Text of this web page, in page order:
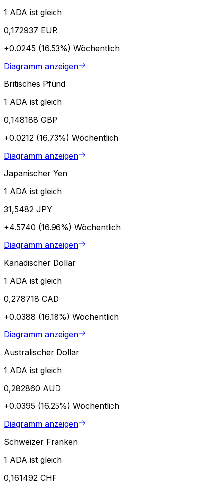
1 ADA ist gleich
0,172937 EUR
+0.0245 (16.53%) Wöchentlich
Diagramm anzeigen
Britisches Pfund
1 ADA ist gleich
0,148188 GBP
+0.0212 (16.73%) Wöchentlich
Diagramm anzeigen
Japanischer Yen
1 ADA ist gleich
31,5482 JPY
+4.5740 (16.96%) Wöchentlich
Diagramm anzeigen
Kanadischer Dollar
1 ADA ist gleich
0,278718 CAD
+0.0388 (16.18%) Wöchentlich
Diagramm anzeigen
Australischer Dollar
1 ADA ist gleich
0,282860 AUD
+0.0395 (16.25%) Wöchentlich
Diagramm anzeigen
Schweizer Franken
1 ADA ist gleich
0,161492 CHF